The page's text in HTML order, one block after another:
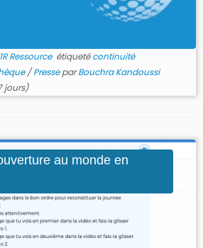
Ressource étiquetécontinuité
/PresseparBouchra Kandoussi
jours)
au monde en